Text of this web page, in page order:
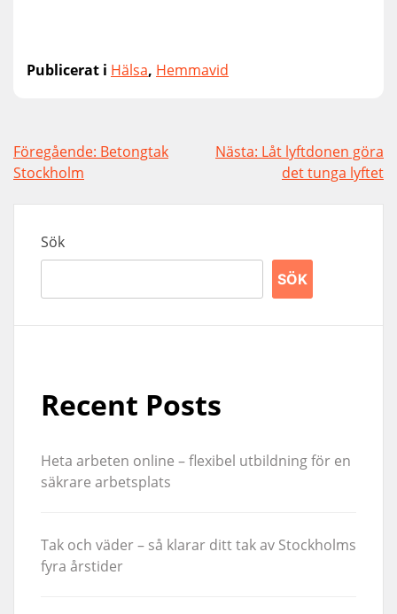
Publicerat i Hälsa, Hemmavid
Inläggsnavigering
Föregående: Betongtak
Stockholm
Nästa: Låt lyftdonen göra
det tunga lyftet
Sök
SÖK
Recent Posts
Heta arbeten online – flexibel utbildning för en
säkrare arbetsplats
Tak och väder – så klarar ditt tak av Stockholms
fyra årstider